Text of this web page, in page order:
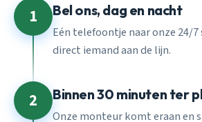
1 Bel ons, dag en nacht
Eén telefoontje naar onze 24/
direct iemand aan de lijn.
2 Binnen 30 minuten ter
Onze monteur komt eraan en